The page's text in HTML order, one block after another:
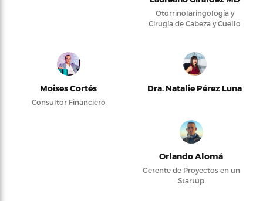
Otorrinolaringología y
Cirugía de Cabeza y Cuello
Moises Cortés
Consultor Financiero
Dra. Natalie Pérez Luna
Orlando Alomá
Gerente de Proyectos en un
Startup